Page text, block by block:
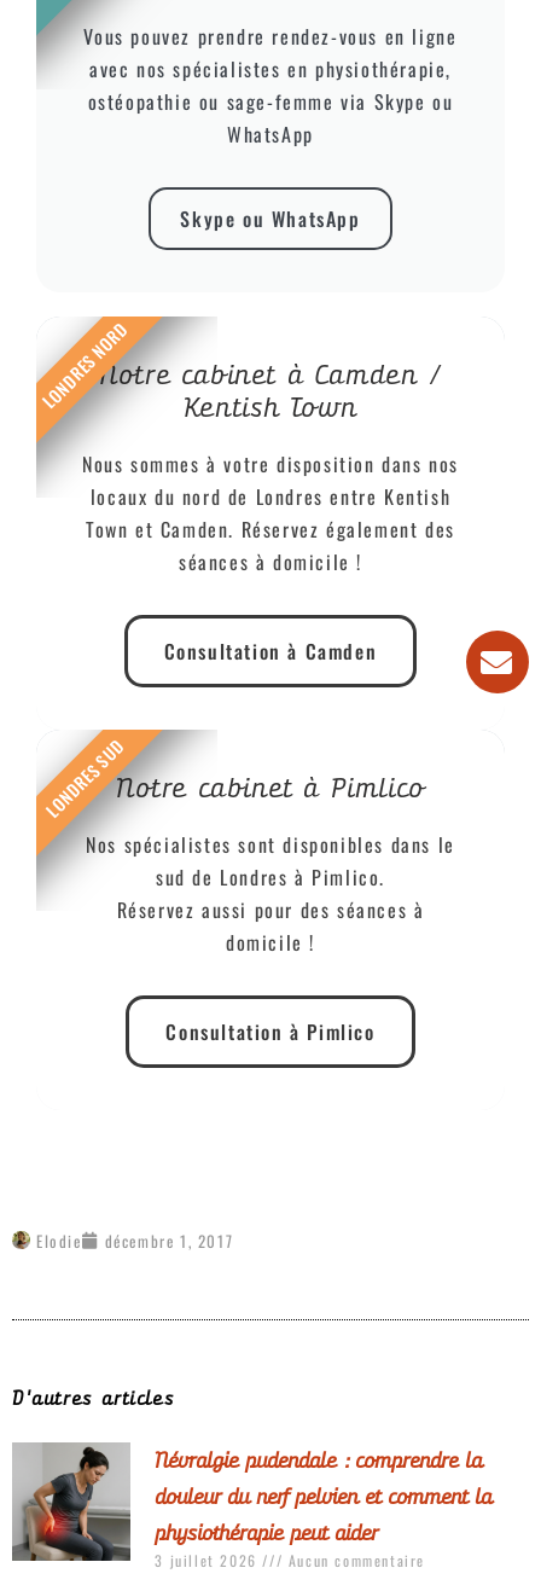
Vous pouvez prendre rendez-vous en ligne
avec nos spécialistes en physiothérapie,
ostéopathie ou sage-femme via Skype ou
WhatsApp
Skype ou WhatsApp
Notre cabinet à Camden /
Kentish Town
Nous sommes à votre disposition dans nos
locaux du nord de Londres entre Kentish
Town et Camden. Réservez également des
séances à domicile !
Consultation à Camden
LONDRES NORD
Notre cabinet à Pimlico
Nos spécialistes sont disponibles dans le
sud de Londres à Pimlico.
Réservez aussi pour des séances à
domicile !
Consultation à Pimlico
LONDRES SUD
Elodie décembre 1, 2017
D'autres articles
Névralgie pudendale : comprendre la
douleur du nerf pelvien et comment la
physiothérapie peut aider
3 juillet 2026 Aucun commentaire